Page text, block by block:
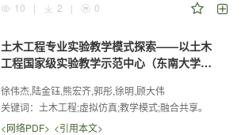
10
| 2 | 0
土木工程专业实验教学模式探索——以土木
工程国家级实验教学示范中心（东南大学）
徐伟杰,陆金钰,熊宏齐,郭彤,徐明,顾大伟
关键词： 土木工程;虚拟仿真;教学模式;融合共享。
<网络PDF> <引用本文>